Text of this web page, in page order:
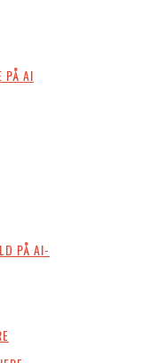
PÅ AI
PÅ AI-